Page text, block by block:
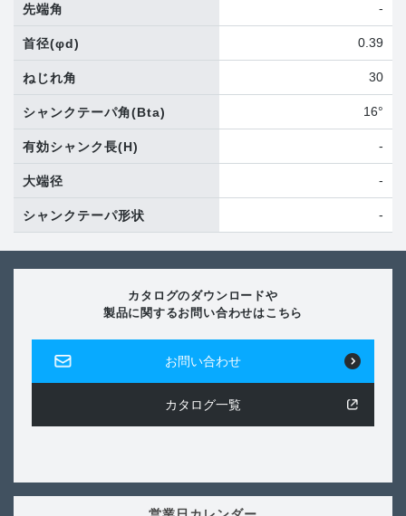
先端角 -
首径(φd) 0.39
ねじれ角 30
シャンクテーパ角(Bta) 16°
有効シャンク長(H) -
大端径 -
シャンクテーパ形状 -
カタログのダウンロードや
製品に関するお問い合わせはこちら
お問い合わせ
カタログ一覧